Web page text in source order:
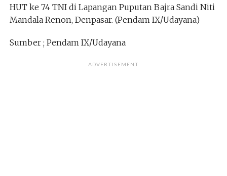
HUT ke 74 TNI di Lapangan Puputan Bajra Sandi Niti
Mandala Renon, Denpasar. (Pendam IX/Udayana)
Sumber ; Pendam IX/Udayana
ADVERTISEMENT